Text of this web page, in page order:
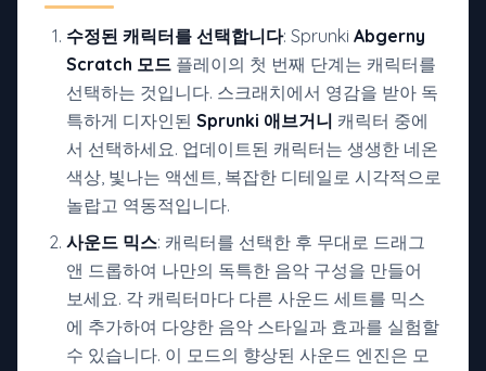
수정된 캐릭터를 선택합니다: Sprunki Abgerny
Scratch 모드 플레이의 첫 번째 단계는 캐릭터를
선택하는 것입니다. 스크래치에서 영감을 받아 독
특하게 디자인된 Sprunki 애브거니 캐릭터 중에
서 선택하세요. 업데이트된 캐릭터는 생생한 네온
색상, 빛나는 액센트, 복잡한 디테일로 시각적으로
놀랍고 역동적입니다.
사운드 믹스: 캐릭터를 선택한 후 무대로 드래그
앤 드롭하여 나만의 독특한 음악 구성을 만들어
보세요. 각 캐릭터마다 다른 사운드 세트를 믹스
에 추가하여 다양한 음악 스타일과 효과를 실험할
수 있습니다. 이 모드의 향상된 사운드 엔진은 모